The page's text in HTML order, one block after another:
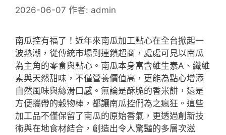
2026-06-07 作者: admin
南瓜控有福了！近年來南瓜加工點心在全台掀起一
波熱潮，從傳統市場到連鎖超商，處處可見以南瓜
為主角的零食與點心。南瓜本身富含維生素A、纖維
素與天然甜味，不僅營養價值高，更能為點心增添
自然風味與絲滑口感。無論是酥脆的香米餅，還是
方便攜帶的穀物棒，都讓南瓜控們為之瘋狂。這些
加工品不僅保留了南瓜的原始香氣，更透過創新技
術與在地食材結合，創造出令人驚豔的多層次滋